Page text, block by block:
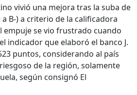
vivió una mejora tras la suba de
a B-) a criterio de la calificadora
empuje se vio frustrado cuando
indicador que elaboró el banco J.
puntos, considerando al país
de la región, solamente
según consignó El